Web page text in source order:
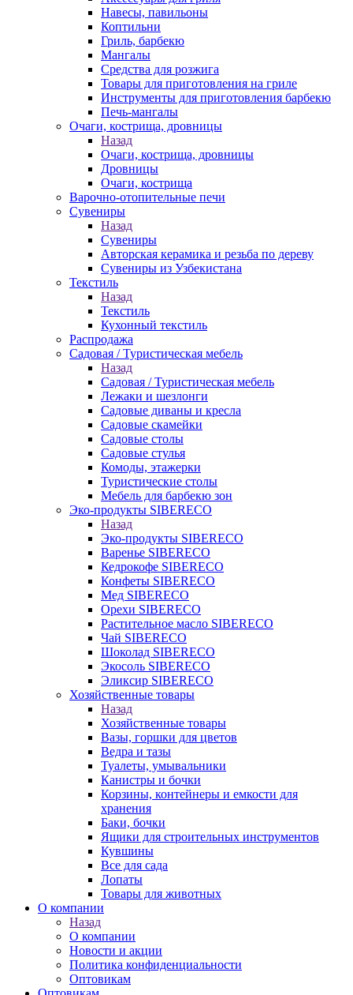
Навесы, павильоны
Коптильни
Гриль, барбекю
Мангалы
Средства для розжига
Товары для приготовления на гриле
Инструменты для приготовления барбекю
Печь-мангалы
Очаги, кострища, дровницы
Назад
Очаги, кострища, дровницы
Дровницы
Очаги, кострища
Варочно-отопительные печи
Сувениры
Назад
Сувениры
Авторская керамика и резьба по дереву
Сувениры из Узбекистана
Текстиль
Назад
Текстиль
Кухонный текстиль
Распродажа
Садовая / Туристическая мебель
Назад
Садовая / Туристическая мебель
Лежаки и шезлонги
Садовые диваны и кресла
Садовые скамейки
Садовые столы
Садовые стулья
Комоды, этажерки
Туристические столы
Мебель для барбекю зон
Эко-продукты SIBERECO
Назад
Эко-продукты SIBERECO
Варенье SIBERECO
Кедрокофе SIBERECO
Конфеты SIBERECO
Мед SIBERECO
Орехи SIBERECO
Растительное масло SIBERECO
Чай SIBERECO
Шоколад SIBERECO
Экосоль SIBERECO
Эликсир SIBERECO
Хозяйственные товары
Назад
Хозяйственные товары
Вазы, горшки для цветов
Ведра и тазы
Туалеты, умывальники
Канистры и бочки
Корзины, контейнеры и емкости для
хранения
Баки, бочки
Ящики для строительных инструментов
Кувшины
Все для сада
Лопаты
Товары для животных
О компании
Назад
О компании
Новости и акции
Политика конфиденциальности
Оптовикам